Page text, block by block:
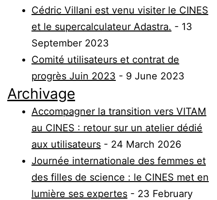
Cédric Villani est venu visiter le CINES
et le supercalculateur Adastra. - 13
September 2023
Comité utilisateurs et contrat de
progrès Juin 2023 - 9 June 2023
Archivage
Accompagner la transition vers VITAM
au CINES : retour sur un atelier dédié
aux utilisateurs - 24 March 2026
Journée internationale des femmes et
des filles de science : le CINES met en
lumière ses expertes - 23 February